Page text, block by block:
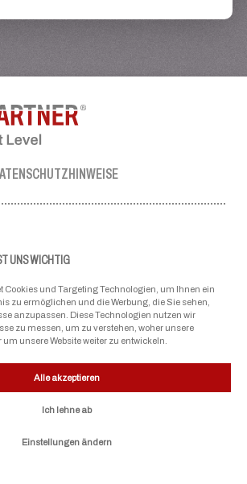
UNS WICHTIG
Cookies und Targeting Technologien, um Ihnen ein
zu ermöglichen und die Werbung, die Sie sehen,
anzupassen. Diese Technologien nutzen wir
zu messen, um zu verstehen, woher unsere
unsere Website weiter zu entwickeln.
Alle akzeptieren
Ich lehne ab
Einstellungen ändern